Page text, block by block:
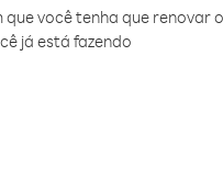
você tenha que renovar
já está fazendo